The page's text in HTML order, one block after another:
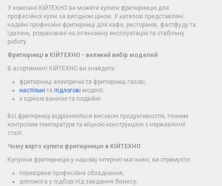
У компанії КІЙТЕХНО ви можете купити фритюрницю для
професійної кухні за вигідною ціною. У каталозі представлені
надійні професійні фритюрниці для кафе, ресторанів, фастфуду та
їдалень, розраховані на інтенсивну експлуатацію та стабільну
роботу.
Фритюрниці в КІЙТЕХНО - великий вибір моделей
В асортименті КІЙТЕХНО ви знайдете:
фритюрниці електричні та фритюрниці газові;
настільні та підлогові моделі;
з однією ванною та подвійні.
Всі фритюрниці відрізняються високою продуктивністю, точним
контролем температури та міцною конструкцією з нержавіючої
сталі.
Чому варто купити фритюрницю в КІЙТЕХНО
Купуючи фритюрницю у нашому інтернет-магазині, ви отримуєте:
перевірене професійне обладнання;
допомога у підборі під завдання бізнесу;